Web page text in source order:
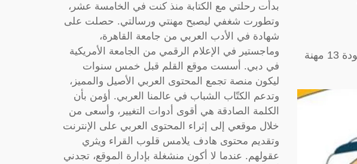
في قرار مفاجئ وملفت للأنظار، أصدرت المملكة العربية السعودية أمرًا ملكيًا بإلغاء سعودة 13 مهنة
بدأت رحلتي مع الكتابة منذ كنت في الخامسة عشر،
وتطورت شغفي ليصبح مهنتي ورسالتي. حصلت على
شهادة في الأدب العربي من جامعة القاهرة،
وماجستير في الإعلام الرقمي من الجامعة الأمريكية
في دبي. أسست موقع القلم قبل خمس سنوات
ليكون منصة تجمع المحتوى العربي الأصيل والمميز،
وتدعم الكتّاب الشباب في عالمنا العربي. أؤمن بأن
الكلمة الصادقة هي أقوى أدوات التغيير، وأسعى من
خلال موقعي إلى إثراء المحتوى العربي على الإنترنت
وتقديم محتوى هادف يلامس قلوب القراء ويثري
عقولهم. عندما لا أكون منشغلة بإدارة الموقع، تجدني